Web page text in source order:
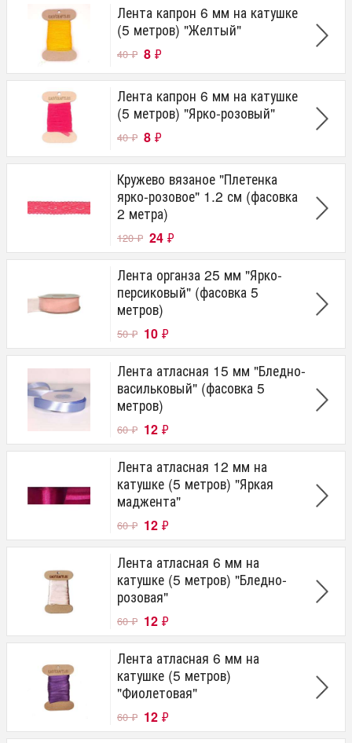
Лента капрон 6 мм на катушке
(5 метров) "Желтый"
40₽ 8 ₽
Лента капрон 6 мм на катушке
(5 метров) "Ярко-розовый"
40₽ 8 ₽
Кружево вязаное "Плетенка
ярко-розовое" 1.2 см (фасовка
2 метра)
120₽ 24 ₽
Лента органза 25 мм "Ярко-
персиковый" (фасовка 5
метров)
50₽ 10 ₽
Лента атласная 15 мм "Бледно-
васильковый" (фасовка 5
метров)
60₽ 12 ₽
Лента атласная 12 мм на
катушке (5 метров) "Яркая
маджента"
60₽ 12 ₽
Лента атласная 6 мм на
катушке (5 метров) "Бледно-
розовая"
60₽ 12 ₽
Лента атласная 6 мм на
катушке (5 метров)
"Фиолетовая"
60₽ 12 ₽